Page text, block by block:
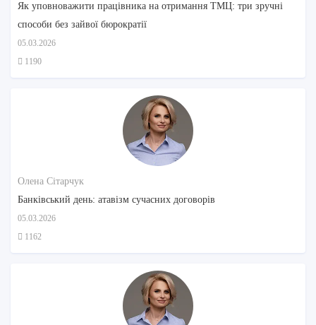
Як уповноважити працівника на отримання ТМЦ: три зручні
способи без зайвої бюрократії
05.03.2026
1190
Олена Сітарчук
Банківський день: атавізм сучасних договорів
05.03.2026
1162